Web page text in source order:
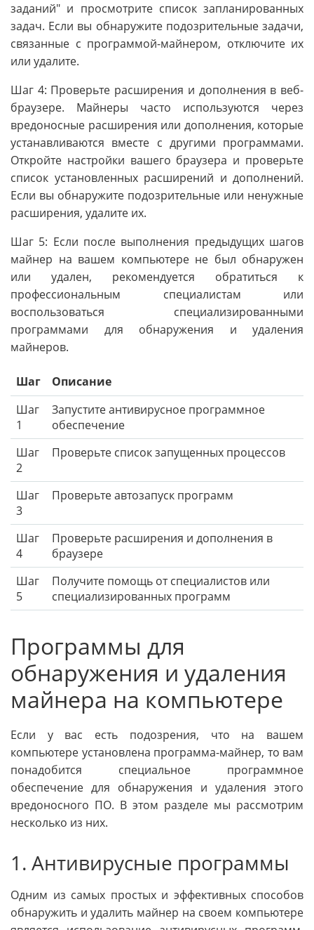
заданий" и просмотрите список запланированных
задач. Если вы обнаружите подозрительные задачи,
связанные с программой-майнером, отключите их
или удалите.
Шаг 4: Проверьте расширения и дополнения в веб-
браузере. Майнеры часто используются через
вредоносные расширения или дополнения, которые
устанавливаются вместе с другими программами.
Откройте настройки вашего браузера и проверьте
список установленных расширений и дополнений.
Если вы обнаружите подозрительные или ненужные
расширения, удалите их.
Шаг 5: Если после выполнения предыдущих шагов
майнер на вашем компьютере не был обнаружен
или удален, рекомендуется обратиться к
профессиональным специалистам или
воспользоваться специализированными
программами для обнаружения и удаления
майнеров.
Шаг
Описание
Шаг
1
Запустите антивирусное программное
обеспечение
Шаг
2
Проверьте список запущенных процессов
Шаг
3
Проверьте автозапуск программ
Шаг
4
Проверьте расширения и дополнения в
браузере
Шаг
5
Получите помощь от специалистов или
специализированных программ
Программы для
обнаружения и удаления
майнера на компьютере
Если у вас есть подозрения, что на вашем
компьютере установлена программа-майнер, то вам
понадобится специальное программное
обеспечение для обнаружения и удаления этого
вредоносного ПО. В этом разделе мы рассмотрим
несколько из них.
1. Антивирусные программы
Одним из самых простых и эффективных способов
обнаружить и удалить майнер на своем компьютере